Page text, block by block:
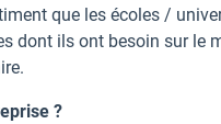
que les écoles /
dont ils ont besoin sur le
?